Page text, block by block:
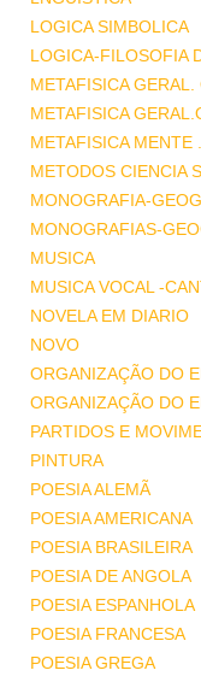
LOGICA SIMBOLICA
LOGICA-FILOSOFIA
METAFISICA
METAFISICA
METAFISICA MENTE
METODOS CIENCIA
MONOGRAFIA-
MONOGRAFIAS-
MUSICA
MUSICA VOCAL -
NOVELA EM DIARIO
NOVO
ORGANIZAÇÃO DO
ORGANIZAÇÃO DO
PARTIDOS E
PINTURA
POESIA ALEMÃ
POESIA AMERICANA
POESIA BRASILEIRA
POESIA DE ANGOLA
POESIA ESPANHOLA
POESIA FRANCESA
POESIA GREGA